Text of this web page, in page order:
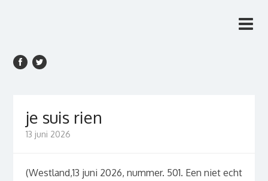
je suis rien
13 juni 2026
(Westland,13 juni 2026, nummer. 501. Een niet echt